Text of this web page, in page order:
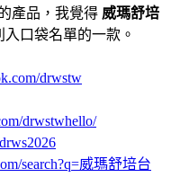
產品，我覺得 威瑪舒培
入口袋名單的一款。
drwstw
drwstwhello/
search?q=威瑪舒培台